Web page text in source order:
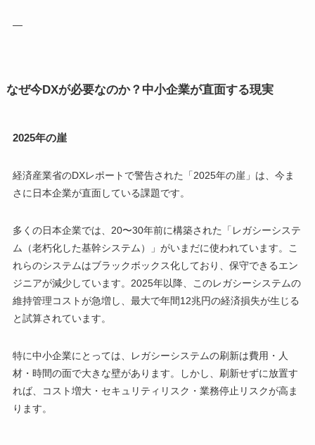
—
なぜ今DXが必要なのか？中小企業が直面する現実
2025年の崖
経済産業省のDXレポートで警告された「2025年の崖」は、今ま
さに日本企業が直面している課題です。
多くの日本企業では、20〜30年前に構築された「レガシーシステ
ム（老朽化した基幹システム）」がいまだに使われています。こ
れらのシステムはブラックボックス化しており、保守できるエン
ジニアが減少しています。2025年以降、このレガシーシステムの
維持管理コストが急増し、最大で年間12兆円の経済損失が生じる
と試算されています。
特に中小企業にとっては、レガシーシステムの刷新は費用・人
材・時間の面で大きな壁があります。しかし、刷新せずに放置す
れば、コスト増大・セキュリティリスク・業務停止リスクが高ま
ります。